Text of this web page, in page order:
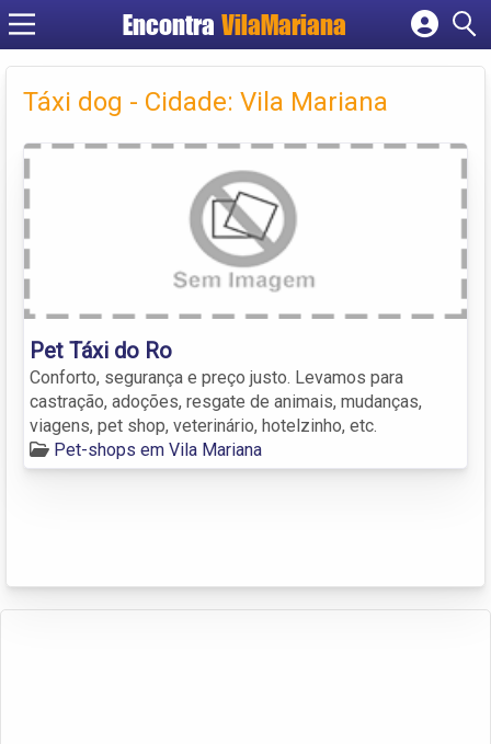
EncontraVilaMariana
Cadastrar empresa
Criar conta
Táxi dog - Cidade: Vila Mariana
Pet Táxi do Ro
Conforto, segurança e preço justo. Levamos para
castração, adoções, resgate de animais, mudanças,
viagens, pet shop, veterinário, hotelzinho, etc.
Pet-shops em Vila Mariana